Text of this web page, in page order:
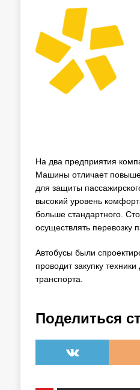
На два предприятия
Машины отличает
для защиты
высокий уровень
больше стандартного.
осуществлять перевозку
Автобусы были
проводит закупку
транспорта.
Поделиться